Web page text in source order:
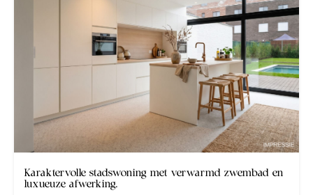
Karaktervolle stadswoning met verwarmd zwembad en
luxueuze afwerking.